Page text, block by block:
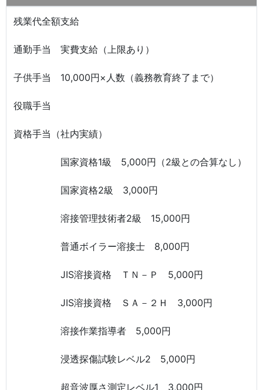
残業代全額支給
通勤手当 実費支給（上限あり）
子供手当 10,000円×人数（義務教育終了まで）
役職手当
資格手当（社内実績）
国家資格1級 5,000円（2級との合算なし）
国家資格2級 3,000円
溶接管理技術者2級 15,000円
普通ボイラー溶接士 8,000円
JIS溶接資格 ＴＮ－Ｐ 5,000円
JIS溶接資格 ＳＡ－２Ｈ 3,000円
溶接作業指導者 5,000円
浸透探傷試験レベル2 5,000円
超音波厚さ測定レベル1 3,000円